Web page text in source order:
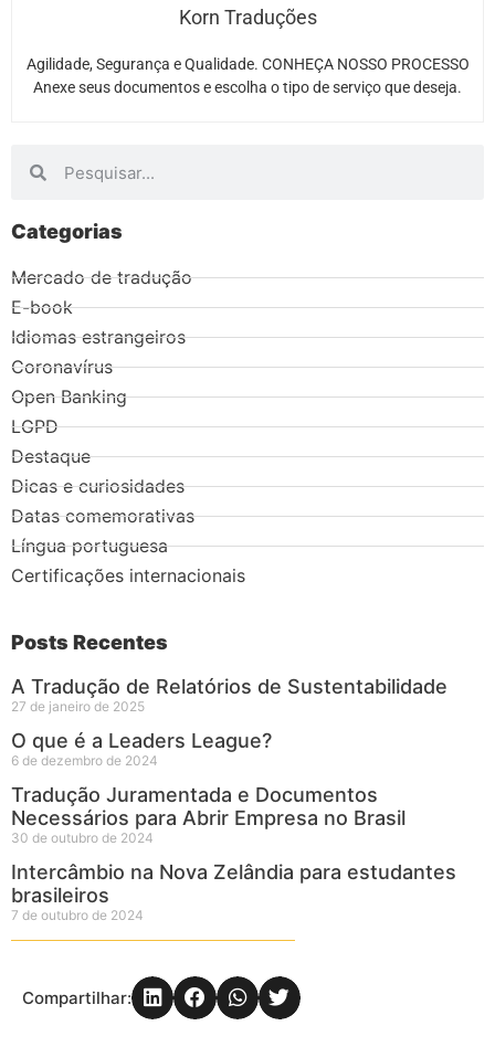
Korn Traduções
Agilidade, Segurança e Qualidade. CONHEÇA NOSSO PROCESSO
Anexe seus documentos e escolha o tipo de serviço que deseja.
Categorias
Mercado de tradução
E-book
Idiomas estrangeiros
Coronavírus
Open Banking
LGPD
Destaque
Dicas e curiosidades
Datas comemorativas
Língua portuguesa
Certificações internacionais
Posts Recentes
A Tradução de Relatórios de Sustentabilidade
27 de janeiro de 2025
O que é a Leaders League?
6 de dezembro de 2024
Tradução Juramentada e Documentos
Necessários para Abrir Empresa no Brasil
30 de outubro de 2024
Intercâmbio na Nova Zelândia para estudantes
brasileiros
7 de outubro de 2024
Compartilhar: